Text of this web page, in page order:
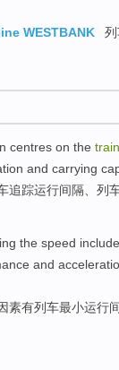
WESTBANK
centres on the train
and carrying
追踪运行间隔 、列
the speed include
and
素有列车最小运行